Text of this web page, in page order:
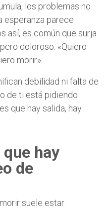
los problemas no
esperanza parece
así, es común que surja
doloroso: «Quiero
morir».
debilidad ni falta de
de ti está pidiendo
que hay salida, hay
hay
de
suele estar